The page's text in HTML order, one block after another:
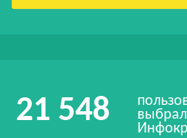
21 548